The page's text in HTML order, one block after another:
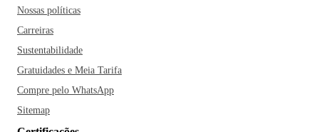
Nossas políticas
Carreiras
Sustentabilidade
Gratuidades e Meia Tarifa
Compre pelo WhatsApp
Sitemap